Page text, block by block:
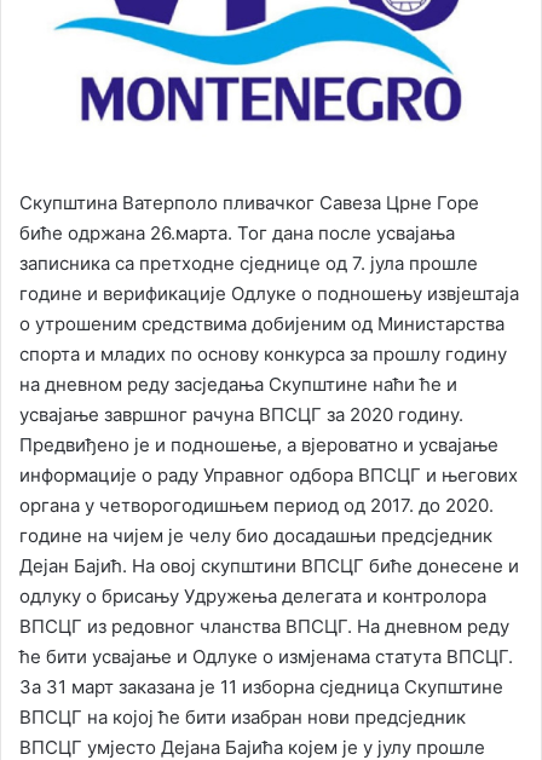
Скупштина Ватерполо пливачког Савеза Црне Горе
биће одржана 26.марта. Тог дана после усвајања
записника са претходне сједнице од 7. јула прошле
године и верификације Одлуке о подношењу извјештаја
о утрошеним средствима добијеним од Министарства
спорта и младих по основу конкурса за прошлу годину
на дневном реду засједања Скупштине наћи ће и
усвајање завршног рачуна ВПСЦГ за 2020 годину.
Предвиђено је и подношење, а вјероватно и усвајање
информације о раду Управног одбора ВПСЦГ и његових
органа у четворогодишњем период од 2017. до 2020.
године на чијем је челу био досадашњи предсједник
Дејан Бајић. На овој скупштини ВПСЦГ биће донесене и
одлуку о брисању Удружења делегата и контролора
ВПСЦГ из редовног чланства ВПСЦГ. На дневном реду
ће бити усвајање и Одлуке о измјенама статута ВПСЦГ.
За 31 март заказана је 11 изборна сједница Скупштине
ВПСЦГ на којој ће бити изабран нови предсједник
ВПСЦГ умјесто Дејана Бајића којем је у јулу прошле